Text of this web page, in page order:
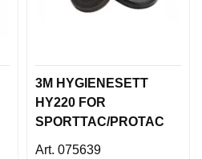
3M HYGIENESETT
HY220 FOR
SPORTTAC/PROTAC
075639